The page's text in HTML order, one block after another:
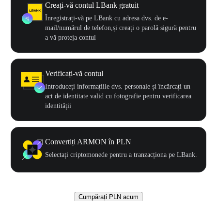
Creați-vă contul LBank gratuit
Înregistrați-vă pe LBank cu adresa dvs. de e-
mail/numărul de telefon,și creați o parolă sigură pentru
a vă proteja contul
Verificați-vă contul
Introduceți informațiile dvs. personale și încărcați un
act de identitate valid cu fotografie pentru verificarea
identității
Convertiți ARMON în PLN
Selectați criptomonede pentru a tranzacționa pe LBank.
Cumpărați PLN acum